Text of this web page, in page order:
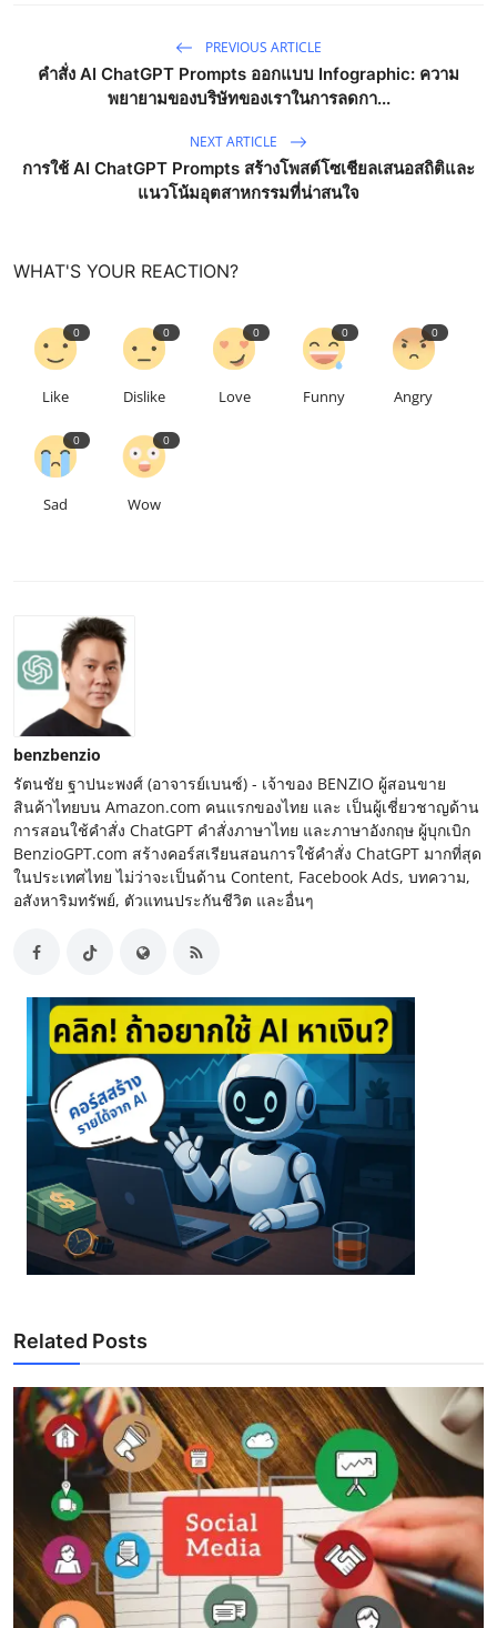
PREVIOUS ARTICLE
คำสั่ง AI ChatGPT Prompts ออกแบบ Infographic: ความ
พยายามของบริษัทของเราในการลดกา...
NEXT ARTICLE
การใช้ AI ChatGPT Prompts สร้างโพสต์โซเชียลเสนอสถิติและ
แนวโน้มอุตสาหกรรมที่น่าสนใจ
WHAT'S YOUR REACTION?
0
Like
0
Dislike
0
Love
0
Funny
0
Angry
0
Sad
0
Wow
benzbenzio
รัตนชัย ฐาปนะพงศ์ (อาจารย์เบนซ์) - เจ้าของ BENZIO ผู้สอนขาย
สินค้าไทยบน Amazon.com คนแรกของไทย และ เป็นผู้เชี่ยวชาญด้าน
การสอนใช้คำสั่ง ChatGPT คำสั่งภาษาไทย และภาษาอังกฤษ ผู้บุกเบิก
BenzioGPT.com สร้างคอร์สเรียนสอนการใช้คำสั่ง ChatGPT มากที่สุด
ในประเทศไทย ไม่ว่าจะเป็นด้าน Content, Facebook Ads, บทความ,
อสังหาริมทรัพย์, ตัวแทนประกันชีวิต และอื่นๆ
Related Posts